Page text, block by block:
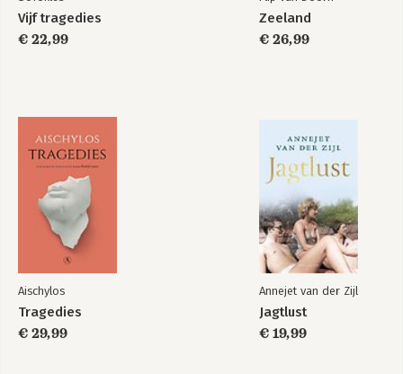
Vijf tragedies
€ 22,99
Zeeland
€ 26,99
Aischylos
Tragedies
€ 29,99
Annejet van der Zijl
Jagtlust
€ 19,99